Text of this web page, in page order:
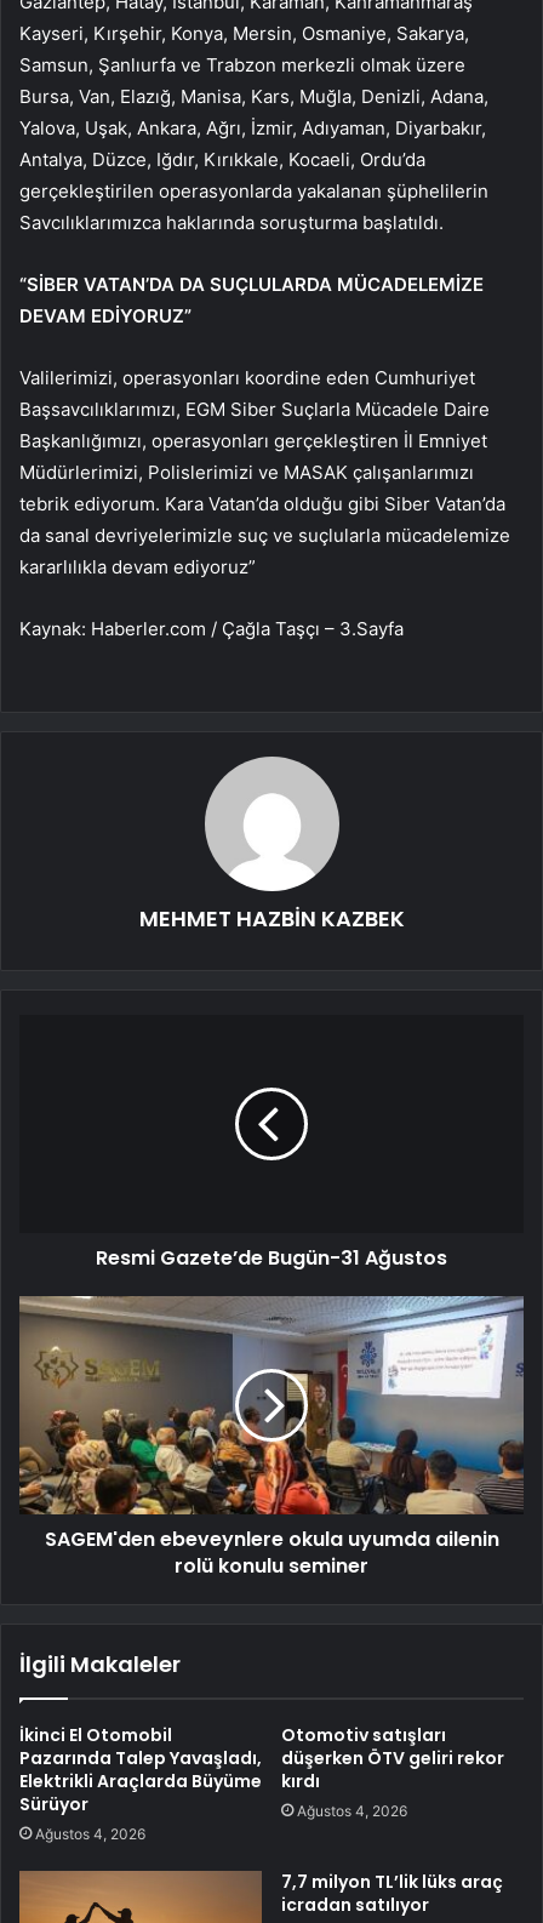
Kayseri, Kırşehir, Konya, Mersin, Osmaniye, Sakarya,
Samsun, Şanlıurfa ve Trabzon merkezli olmak üzere
Bursa, Van, Elazığ, Manisa, Kars, Muğla, Denizli, Adana,
Yalova, Uşak, Ankara, Ağrı, İzmir, Adıyaman, Diyarbakır,
Antalya, Düzce, Iğdır, Kırıkkale, Kocaeli, Ordu’da
gerçekleştirilen operasyonlarda yakalanan şüphelilerin
Savcılıklarımızca haklarında soruşturma başlatıldı.
“SİBER VATAN’DA DA SUÇLULARDA MÜCADELEMİZE
DEVAM EDİYORUZ”
Valilerimizi, operasyonları koordine eden Cumhuriyet
Başsavcılıklarımızı, EGM Siber Suçlarla Mücadele Daire
Başkanlığımızı, operasyonları gerçekleştiren İl Emniyet
Müdürlerimizi, Polislerimizi ve MASAK çalışanlarımızı
tebrik ediyorum. Kara Vatan’da olduğu gibi Siber Vatan’da
da sanal devriyelerimizle suç ve suçlularla mücadelemize
kararlılıkla devam ediyoruz”
Kaynak: Haberler.com / Çağla Taşçı – 3.Sayfa
MEHMET HAZBİN KAZBEK
Resmi Gazete’de Bugün-31 Ağustos
SAGEM'den ebeveynlere okula uyumda ailenin
rolü konulu seminer
İlgili Makaleler
İkinci El Otomobil
Pazarında Talep Yavaşladı,
Elektrikli Araçlarda Büyüme
Sürüyor
Ağustos 4, 2026
Otomotiv satışları
düşerken ÖTV geliri rekor
kırdı
Ağustos 4, 2026
7,7 milyon TL’lik lüks araç
icradan satılıyor